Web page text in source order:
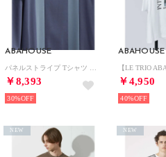
ABAHOUSE
￥8,393
30%
ABAHOUSE
￥4,950
40%
NEW NEW